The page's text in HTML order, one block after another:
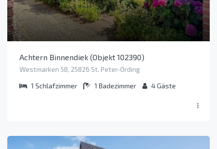
Achtern Binnendiek (Objekt 102390)
Westmarken 58, 25826 St. Peter-Ording
1 Schlafzimmer 1 Badezimmer 4Gäste